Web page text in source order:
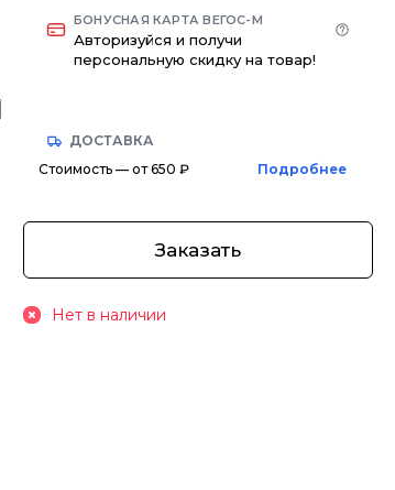
БОНУСНАЯ КАРТА ВЕГОС-М
Авторизуйся и получи
персональную скидку на товар!
ДОСТАВКА
Стоимость — от 650 ₽
Подробнее
Заказать
Нет в наличии